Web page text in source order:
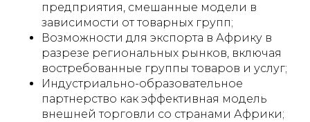
предприятия, смешанные модели в
зависимости от товарных групп;
Возможности для экспорта в Африку в
разрезе региональных рынков, включая
востребованные группы товаров и услуг;
Индустриально-образовательное
партнерство как эффективная модель
внешней торговли со странами Африки;